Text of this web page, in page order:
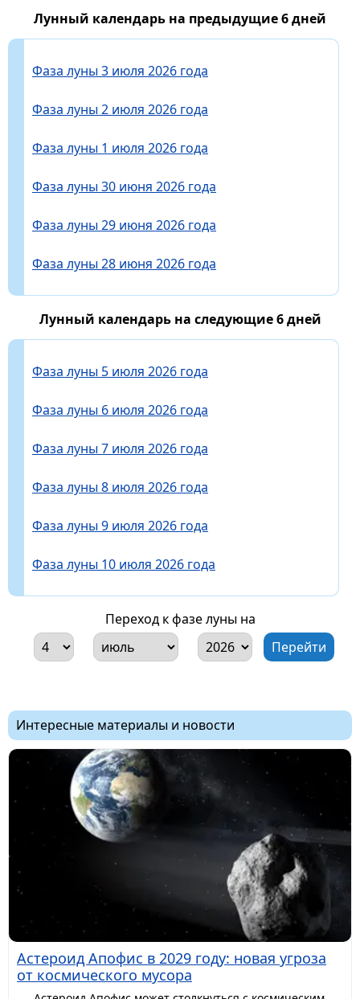
Лунный календарь на предыдущие 6 дней
Фаза луны 3 июля 2026 года
Фаза луны 2 июля 2026 года
Фаза луны 1 июля 2026 года
Фаза луны 30 июня 2026 года
Фаза луны 29 июня 2026 года
Фаза луны 28 июня 2026 года
Лунный календарь на следующие 6 дней
Фаза луны 5 июля 2026 года
Фаза луны 6 июля 2026 года
Фаза луны 7 июля 2026 года
Фаза луны 8 июля 2026 года
Фаза луны 9 июля 2026 года
Фаза луны 10 июля 2026 года
Переход к фазе луны на
Интересные материалы и новости
Астероид Апофис в 2029 году: новая угроза
от космического мусора